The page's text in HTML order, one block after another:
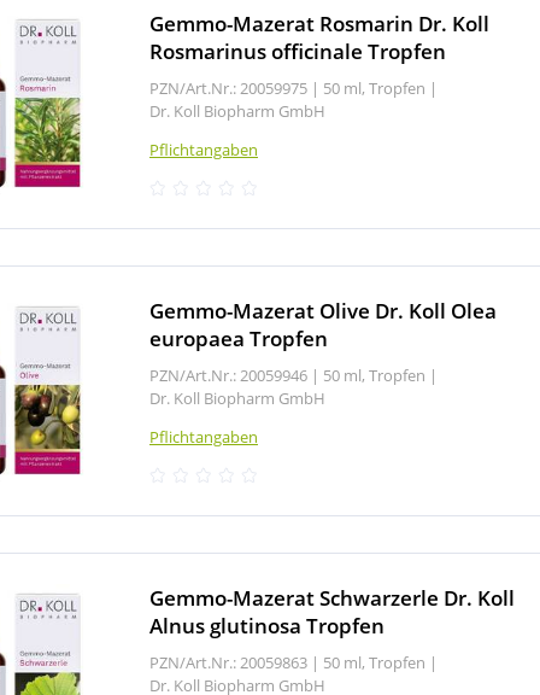
Gemmo-Mazerat Rosmarin Dr. Koll
Rosmarinus officinale Tropfen
PZN/Art.Nr.: 20059975 | 50 ml, Tropfen |
Dr. Koll Biopharm GmbH
Pflichtangaben
Gemmo-Mazerat Olive Dr. Koll Olea
europaea Tropfen
PZN/Art.Nr.: 20059946 | 50 ml, Tropfen |
Dr. Koll Biopharm GmbH
Pflichtangaben
Gemmo-Mazerat Schwarzerle Dr. Koll
Alnus glutinosa Tropfen
PZN/Art.Nr.: 20059863 | 50 ml, Tropfen |
Dr. Koll Biopharm GmbH